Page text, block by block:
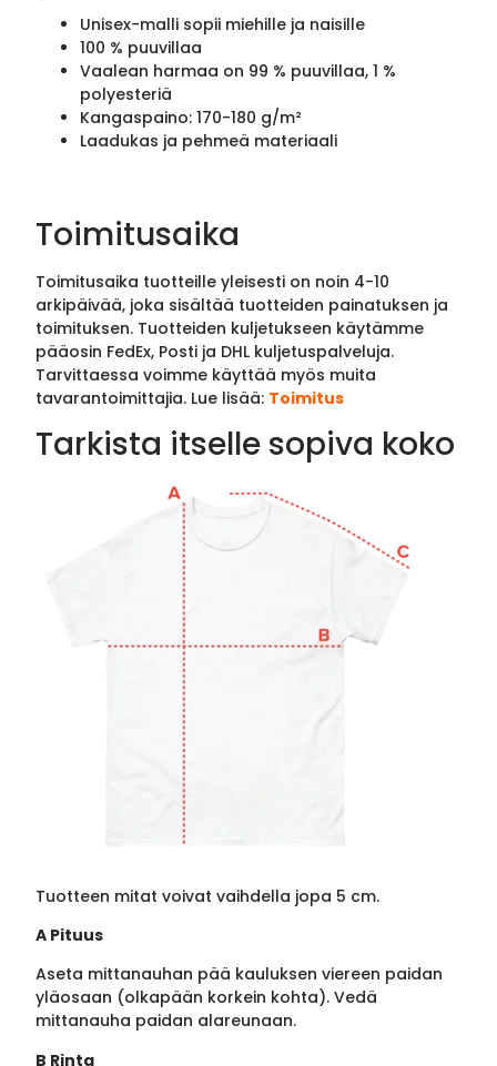
Unisex-malli sopii miehille ja naisille
100 % puuvillaa
Vaalean harmaa on 99 % puuvillaa, 1 %
polyesteriä
Kangaspaino: 170-180 g/m²
Laadukas ja pehmeä materiaali
Toimitusaika
Toimitusaika tuotteille yleisesti on noin 4-10
arkipäivää, joka sisältää tuotteiden painatuksen ja
toimituksen. Tuotteiden kuljetukseen käytämme
pääosin FedEx, Posti ja DHL kuljetuspalveluja.
Tarvittaessa voimme käyttää myös muita
tavarantoimittajia. Lue lisää: Toimitus
Tarkista itselle sopiva koko
Tuotteen mitat voivat vaihdella jopa 5 cm.
A Pituus
Aseta mittanauhan pää kauluksen viereen paidan
yläosaan (olkapään korkein kohta). Vedä
mittanauha paidan alareunaan.
B Rinta